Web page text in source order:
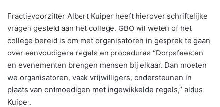
Fractievoorzitter Albert Kuiper heeft hierover schriftelijke
vragen gesteld aan het college. GBO wil weten of het
college bereid is om met organisatoren in gesprek te gaan
over eenvoudigere regels en procedures “Dorpsfeesten
en evenementen brengen mensen bij elkaar. Dan moeten
we organisatoren, vaak vrijwilligers, ondersteunen in
plaats van ontmoedigen met ingewikkelde regels,” aldus
Kuiper.